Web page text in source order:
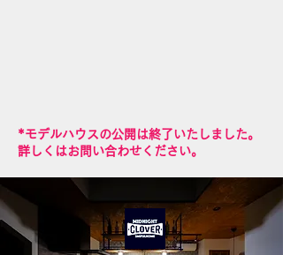
​*モデルハウスの公開は終了いたしました。
詳しくはお問い合わせください。